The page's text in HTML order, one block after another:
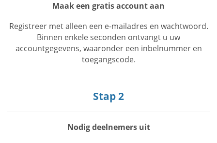
Maak een gratis account aan
Registreer met alleen een e-mailadres en wachtwoord.
Binnen enkele seconden ontvangt u uw
accountgegevens, waaronder een inbelnummer en
toegangscode.
Stap 2
Nodig deelnemers uit